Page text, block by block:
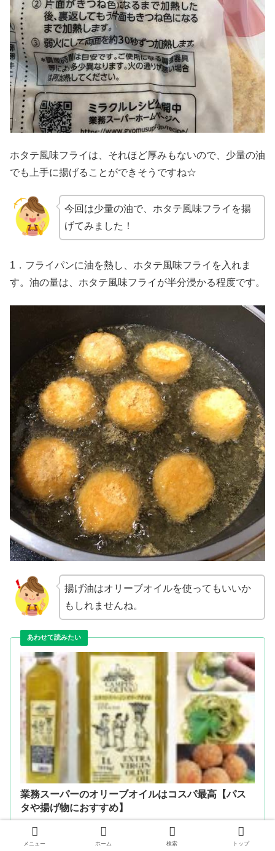
ホタテ風味フライは、それほど厚みもないので、少量の油
でも上手に揚げることができそうですね☆
今回は少量の油で、ホタテ風味フライを揚
げてみました！
1．フライパンに油を熱し、ホタテ風味フライを入れま
す。油の量は、ホタテ風味フライが半分浸かる程度です。
揚げ油はオリーブオイルを使ってもいいか
もしれませんね。
業務スーパーのオリーブオイルはコスパ最高【パス
タや揚げ物におすすめ】
gyousu.love 2019.10.24
メニュー ホーム 検索 トップ